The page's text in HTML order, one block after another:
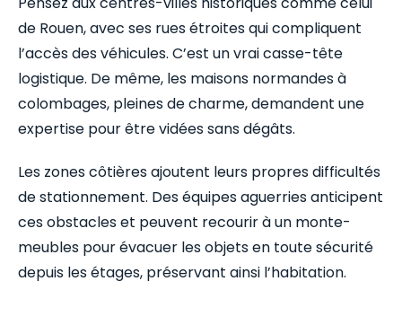
de Rouen, avec ses rues étroites qui compliquent
l’accès des véhicules. C’est un vrai casse-tête
logistique. De même, les maisons normandes à
colombages, pleines de charme, demandent une
expertise pour être vidées sans dégâts.
Les zones côtières ajoutent leurs propres difficultés
de stationnement. Des équipes aguerries anticipent
ces obstacles et peuvent recourir à un monte-
meubles pour évacuer les objets en toute sécurité
depuis les étages, préservant ainsi l’habitation.